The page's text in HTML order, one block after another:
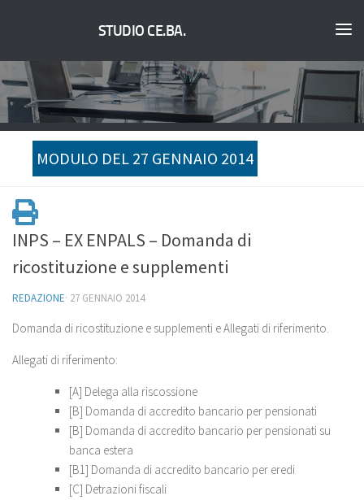
STUDIO CE.BA.
MODULO DEL 27 GENNAIO 2014
INPS – EX ENPALS – Domanda di
ricostituzione e supplementi
REDAZIONE· 27 GENNAIO 2014
Domanda di ricostituzione e supplementi e Allegati di riferimento.
Allegati di riferimento:
[A] Delega alla riscossione
[B] Domanda di accredito bancario per pensionati
[B] Domanda di accredito bancario per pensionati su
banca estera
[B1] Domanda di accredito bancario per eredi
[C] Detrazioni fiscali